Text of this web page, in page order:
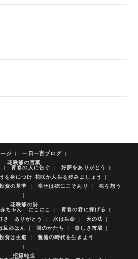
ジ
一日一言ブログ
花咲爺の言葉
青春の人に告ぐ
好夢をありがとう
を身につけ 花咲か人生を歩みましょう
資の基準 幸せは徳にこそあり 株を想う
花咲爺の詩
赤ちゃん にこにこ
青春の君に捧げる
き ありがとう 水は生命
天の法
旦那はん 国のかたち
楽しき市場
資は王道 豊徳の時代を生きよう
招福純金